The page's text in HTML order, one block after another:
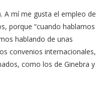
A mí me gusta el empleo de
porque “cuando hablamos
hablando de unas
convenios internacionales,
como los de Ginebra y